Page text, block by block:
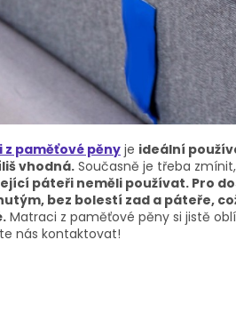
z paměťové pěnyje ideální
vhodná.Současně je třeba
páteři neměli používat. Pro
bez bolestí zad a páteře,
Matraci z paměťové pěny si jistě
nás kontaktovat!